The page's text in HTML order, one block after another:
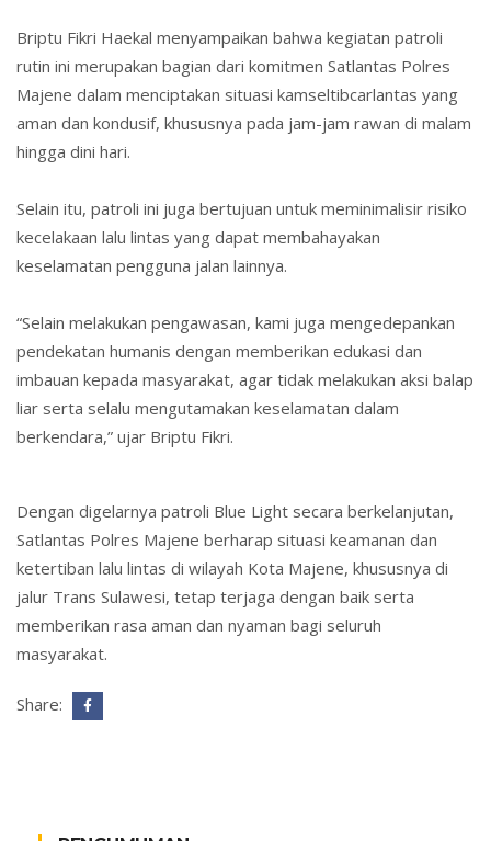
Briptu Fikri Haekal menyampaikan bahwa kegiatan patroli
rutin ini merupakan bagian dari komitmen Satlantas Polres
Majene dalam menciptakan situasi kamseltibcarlantas yang
aman dan kondusif, khususnya pada jam-jam rawan di malam
hingga dini hari.
Selain itu, patroli ini juga bertujuan untuk meminimalisir risiko
kecelakaan lalu lintas yang dapat membahayakan
keselamatan pengguna jalan lainnya.
“Selain melakukan pengawasan, kami juga mengedepankan
pendekatan humanis dengan memberikan edukasi dan
imbauan kepada masyarakat, agar tidak melakukan aksi balap
liar serta selalu mengutamakan keselamatan dalam
berkendara,” ujar Briptu Fikri.
Dengan digelarnya patroli Blue Light secara berkelanjutan,
Satlantas Polres Majene berharap situasi keamanan dan
ketertiban lalu lintas di wilayah Kota Majene, khususnya di
jalur Trans Sulawesi, tetap terjaga dengan baik serta
memberikan rasa aman dan nyaman bagi seluruh
masyarakat.
Share: